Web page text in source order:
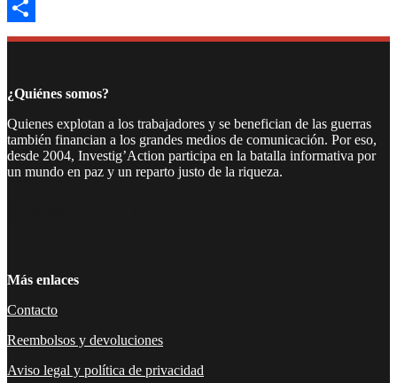
Email
Compartir
¿Quiénes somos?
Quienes explotan a los trabajadores y se benefician de las guerras
también financian a los grandes medios de comunicación. Por eso,
desde 2004, Investig’Action participa en la batalla informativa por
un mundo en paz y un reparto justo de la riqueza.
Más enlaces
Contacto
Reembolsos y devoluciones
Aviso legal y política de privacidad